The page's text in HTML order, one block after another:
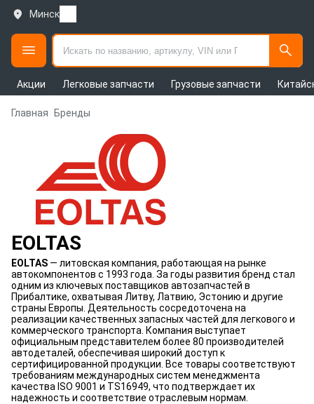
Минск
Акции Легковые запчасти Грузовые запчасти
Главная Бренды
EOLTAS
EOLTAS — литовская компания, работающая на рынке
автокомпонентов с 1993 года. За годы развития бренд стал
одним из ключевых поставщиков автозапчастей в
Прибалтике, охватывая Литву, Латвию, Эстонию и другие
страны Европы. Деятельность сосредоточена на
реализации качественных запасных частей для легкового и
коммерческого транспорта. Компания выступает
официальным представителем более 80 производителей
автодеталей, обеспечивая широкий доступ к
сертифицированной продукции. Все товары соответствуют
требованиям международных систем менеджмента
качества ISO 9001 и TS16949, что подтверждает их
надежность и соответствие отраслевым нормам.